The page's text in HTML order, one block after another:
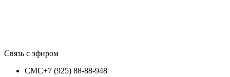
Связь с эфиром
СМС+7 (925) 88-88-948